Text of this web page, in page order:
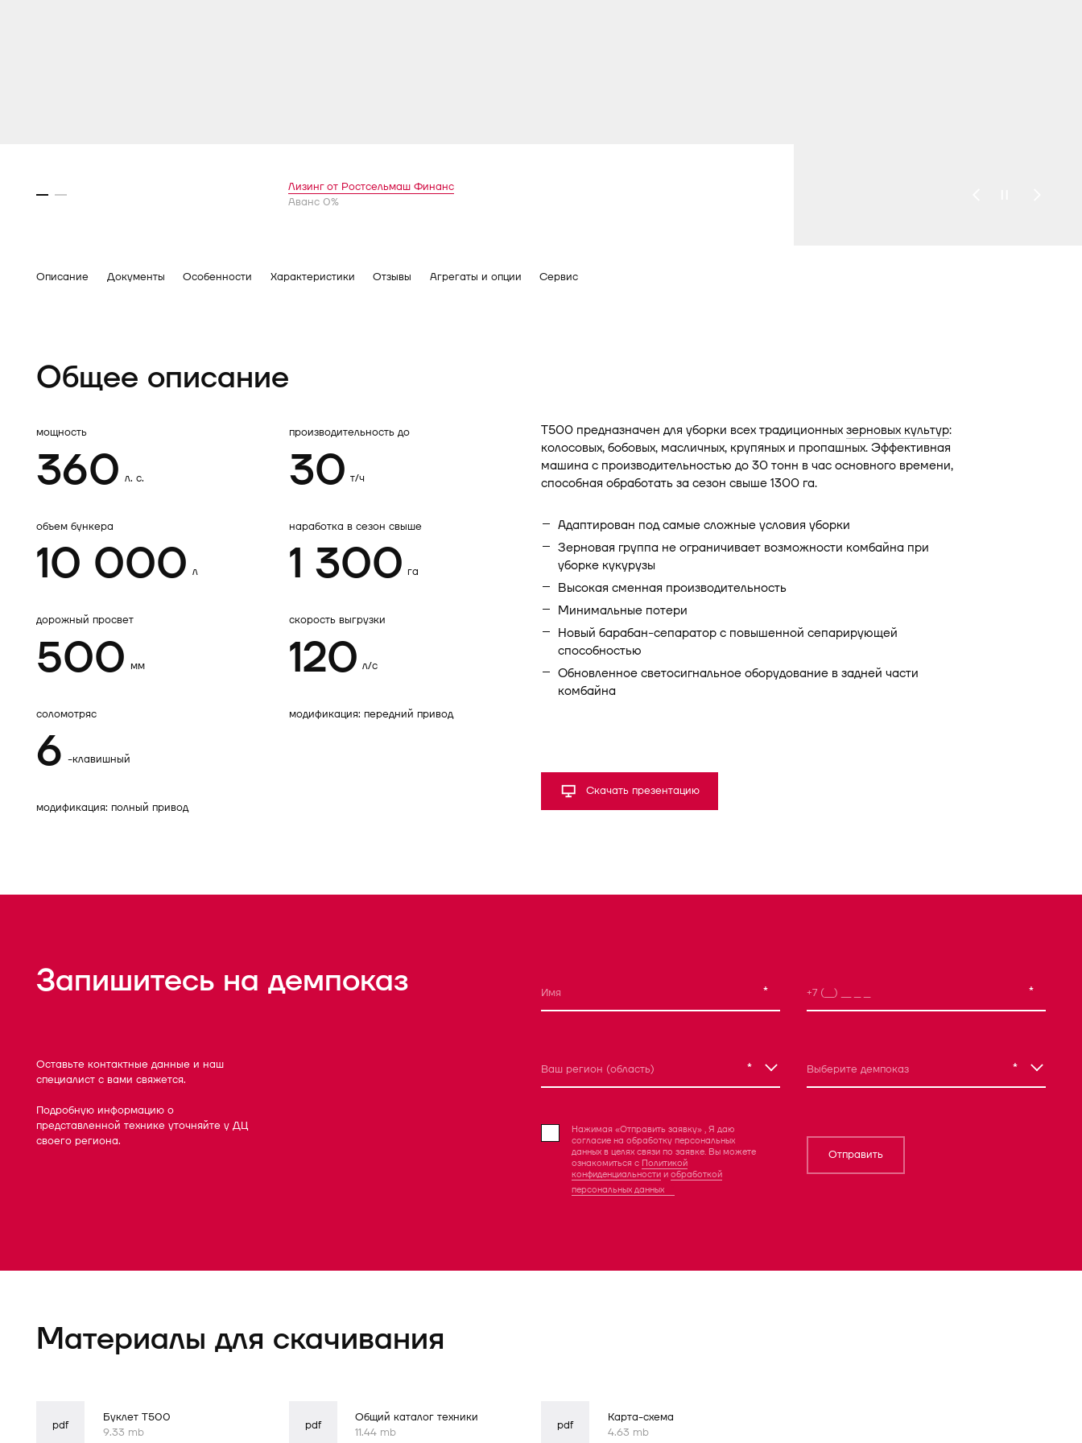
Лизинг от Ростсельмаш Финанс
Аванс 0%
Описание Документы Особенности Характеристики Отзывы Агрегаты и опции Сервис
Общее описание
мощность
360 л. с.
производительность до
30 т/ч
объем бункера
10 000 л
наработка в сезон свыше
1 300 га
дорожный просвет
500 мм
скорость выгрузки
120 л/c
соломотряс
6 -клавишный
модификация: передний привод
модификация: полный привод
T500 предназначен для уборки всех традиционныхзерновых культур:
колосовых, бобовых, масличных, крупяных и пропашных. Эффективная
машина с производительностью до 30 тонн в час основного времени,
способная обработать за сезон свыше 1300 га.
Адаптирован под самые сложные условия уборки
Зерновая группа не ограничивает возможности комбайна при
уборке кукурузы
Высокая сменная производительность
Минимальные потери
Новый барабан-сепаратор с повышенной сепарирующей
способностью
Обновленное светосигнальное оборудование в задней части
комбайна
Скачать презентацию
Запишитесь на демпоказ
Оставьте контактные данные и наш
специалист с вами свяжется.
Подробную информацию о
представленной технике уточняйте у ДЦ
своего региона.
* *
Ваш регион (область) * Выберите демпоказ *
Нажимая «Отправить заявку» , Я даю
согласие на обработку персональных
данных в целях связи по заявке. Вы можете
ознакомиться с Политикой
конфиденциальностии обработкой
персональных данных
Отправить
Материалы для скачивания
pdf
Буклет T500
9.33 mb
pdf
Общий каталог техники
11.44 mb
pdf
Карта-схема
4.63 mb